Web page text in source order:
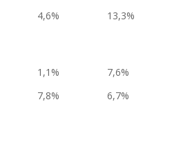
4,6% 13,3%
1,1%
7,6%
7,8% 6,7%